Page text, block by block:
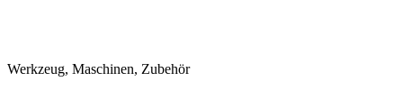
Werkzeug, Maschinen, Zubehör